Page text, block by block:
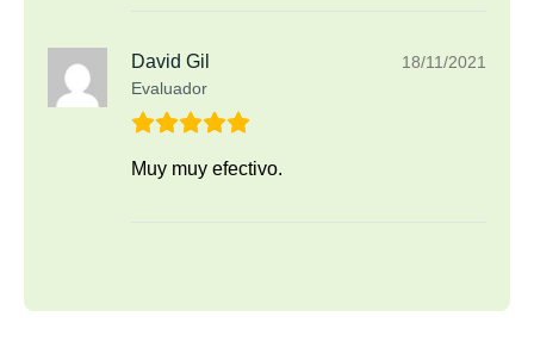
David Gil
Evaluador
18/11/2021
Muy muy efectivo.